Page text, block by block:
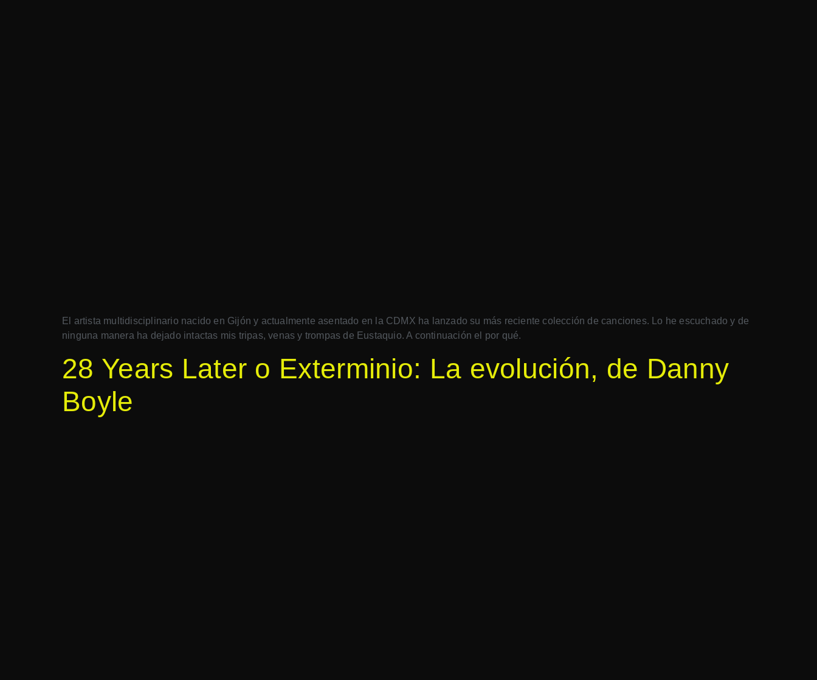
El artista multidisciplinario nacido en Gijón y actualmente asentado en la CDMX ha lanzado su más reciente colección de canciones. Lo he escuchado y de
ninguna manera ha dejado intactas mis tripas, venas y trompas de Eustaquio. A continuación el por qué.
28 Years Later o Exterminio: La evolución, de Danny
Boyle